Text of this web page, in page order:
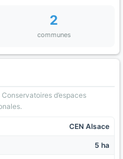
2
communes
d’espaces
CEN Alsace
5 ha